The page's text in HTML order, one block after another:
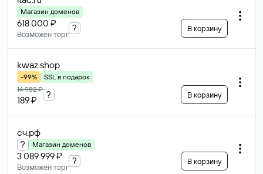
Магазин доменов
618 000 ₽
Возможен торг
? В корзину
kwaz.shop
-99%
SSL в подарок
14 982 ₽
189 ₽
? В корзину
сч.рф
? Магазин доменов
3 089 999 ₽
Возможен торг
? В корзину